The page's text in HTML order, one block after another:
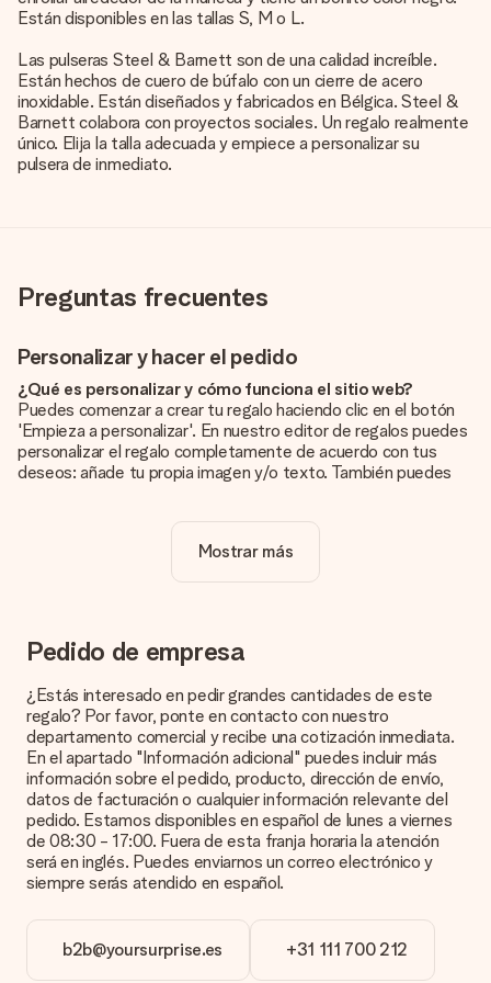
Están disponibles en las tallas S, M o L.
Las pulseras Steel & Barnett son de una calidad increíble.
Están hechos de cuero de búfalo con un cierre de acero
inoxidable. Están diseñados y fabricados en Bélgica. Steel &
Barnett colabora con proyectos sociales. Un regalo realmente
único. Elija la talla adecuada y empiece a personalizar su
pulsera de inmediato.
Preguntas frecuentes
Personalizar y hacer el pedido
¿Qué es personalizar y cómo funciona el sitio web?
Puedes comenzar a crear tu regalo haciendo clic en el botón
'Empieza a personalizar'. En nuestro editor de regalos puedes
personalizar el regalo completamente de acuerdo con tus
deseos: añade tu propia imagen y/o texto. También puedes
¿La personalización está incluida en el precio?
El precio que se muestra en el sitio web incluye la
¿Cómo puedo saber si mi imagen tiene la calidad
adecuada?
satisfecho con tu regalo. Por eso es importante utilizar fotos
de alta calidad. Si no estás seguro de la calidad de la imagen,
ponte en contacto con nuestro equipo de atención al cliente e
incluye la foto junto con el regalo que te interesa encargar.
Ellos podrán comprobar la calidad por ti.
¿Qué formatos puedo cargar?
Puedes carga archivos JPG y PNG en nuestro editor. ¿Es
esto demasiado técnico o tienes una imagen de un formato
diferente que te gustaría usar? Ponte en contacto con
encantados de ayudarte para que puedas crear el regalo que
deseas!
Mostrar más
Pedido de empresa
¿Estás interesado en pedir grandes cantidades de este
regalo? Por favor, ponte en contacto con nuestro
departamento comercial y recibe una cotización inmediata.
En el apartado "Información adicional" puedes incluir más
información sobre el pedido, producto, dirección de envío,
datos de facturación o cualquier información relevante del
pedido. Estamos disponibles en español de lunes a viernes
de 08:30 - 17:00. Fuera de esta franja horaria la atención
será en inglés. Puedes enviarnos un correo electrónico y
siempre serás atendido en español.
b2b@yoursurprise.es +31 111 700 212